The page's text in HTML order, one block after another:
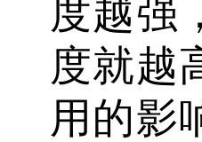
度越强
度就越
用的影